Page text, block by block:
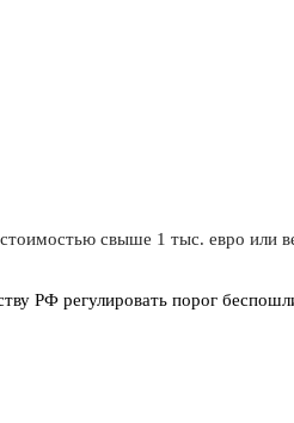
свыше 1 тыс. евро или
РФ регулировать порог